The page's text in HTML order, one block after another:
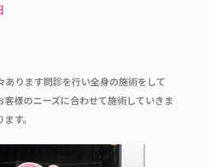
あります問診を行い全身の施術をして
客様のニーズに合わせて施術していきま
す。